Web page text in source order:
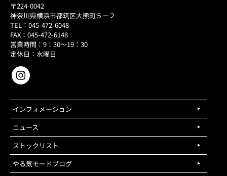
〒224-0042
神奈川県横浜市都筑区大熊町５－２
TEL：045-472-6048
FAX：045-472-6148
営業時間：9：30～19：30
定休日：水曜日
インフォメーション
ニュース
ストックリスト
やる気モードブログ